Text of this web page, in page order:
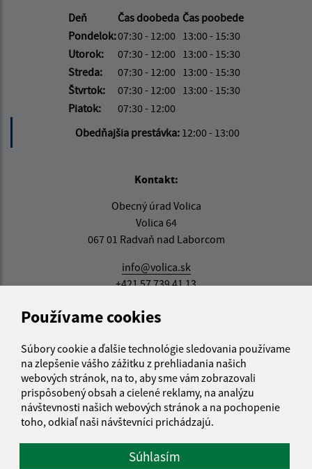
Používame cookies
Súbory cookie a ďalšie technológie sledovania používame
na zlepšenie vášho zážitku z prehliadania našich
webových stránok, na to, aby sme vám zobrazovali
prispôsobený obsah a cielené reklamy, na analýzu
návštevnosti našich webových stránok a na pochopenie
toho, odkiaľ naši návštevníci prichádzajú.
Súhlasím
Deň
Čas doobeda Čas poobede
Pondelok:07:30 - 12:00 13:00 - 15:30
Utorok:
07:30 - 12:00 13:00 - 15:30
Streda:
07:30 - 12:00 13:00 - 15:30
Štvrtok:
07:30 - 12:00 13:00 - 15:30
Piatok:
07:30 - 12:00
Obedňajšia prestávka: 12:00 - 13:00
Kontakt:
Obecný úrad Volica
Volica 64
067 01 Radvaň nad Laborcom
info@volica.sk
+421 57 739 41 13
IČO: 00323721